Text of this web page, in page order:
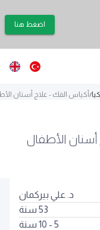
اضغط هنا
/ أكياس الفك - علاج أسنان
الأطفال
د. علي بيركمان
53 سنة
5 - 10 سنة